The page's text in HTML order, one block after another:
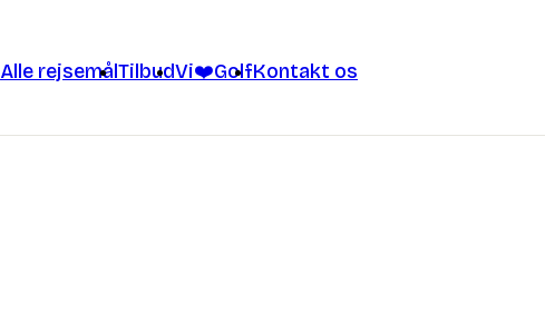
Alle rejsemålTilbudVi❤️GolfKontakt os